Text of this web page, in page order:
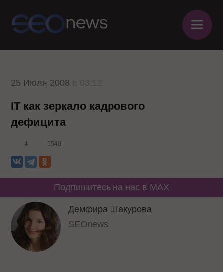
≡
25 Июля 2008
IT как зеркало кадрового
дефицита
4 5540
Подпишитесь на нас в MAX
Демфира Шакурова
SEOnews